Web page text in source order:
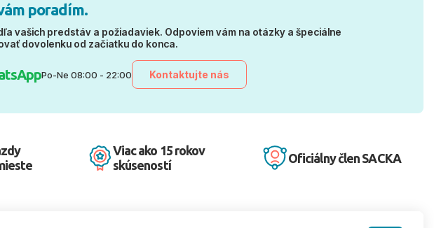
poradím.
vašich predstáv a požiadaviek. Odpoviem vám na otázky a špeciálne
dovolenku od začiatku do konca.
Po-Ne 08:00 - 22:00 Kontaktujte nás
Viac ako 15 rokov
skúseností
Oficiálny člen SACKA